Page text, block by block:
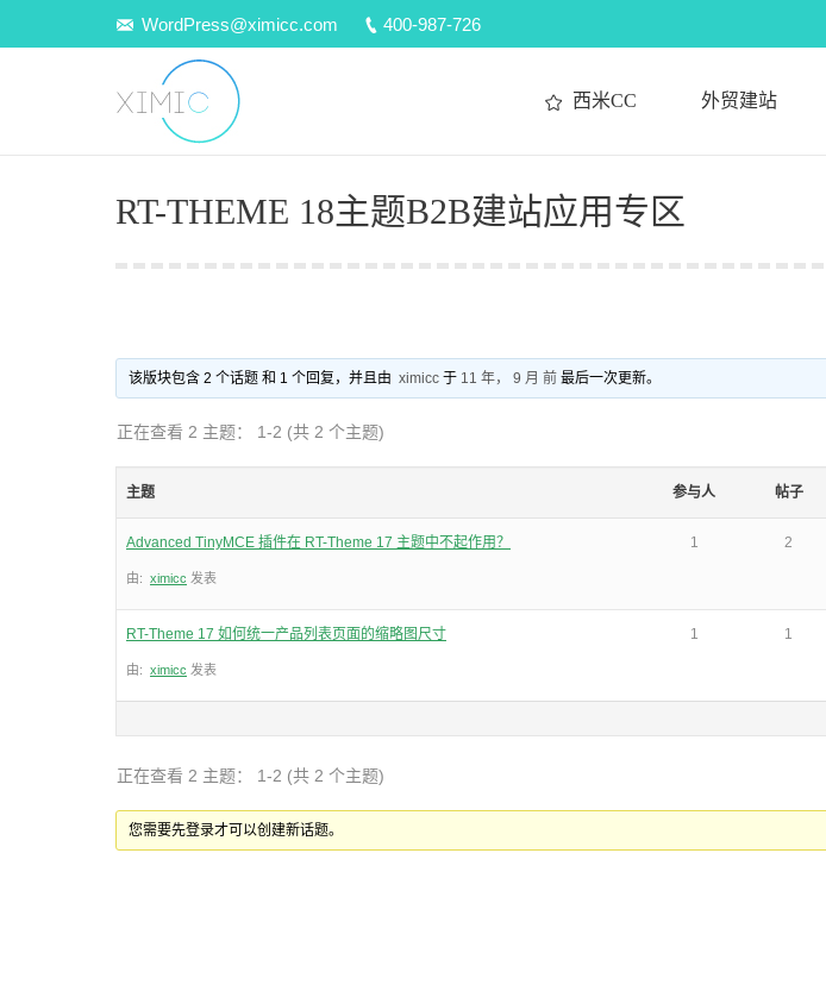
WordPress@ximicc.com 400-987-726
西米CC 外贸建站
RT-THEME 18主题B2B建站应用专区
该版块包含 2 个话题 和 1 个回复，并且由 ximicc 于 11 年， 9 月 前 最后一次更新。
正在查看 2 主题： 1-2 (共 2 个主题)
主题 参与人 帖子
Advanced TinyMCE 插件在 RT-Theme 17 主题中不起作用？
由: ximicc 发表
1 2
RT-Theme 17 如何统一产品列表页面的缩略图尺寸
由: ximicc 发表
1 1
正在查看 2 主题： 1-2 (共 2 个主题)
您需要先登录才可以创建新话题。